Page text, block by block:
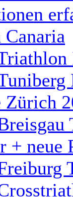
Zürich
+ neue